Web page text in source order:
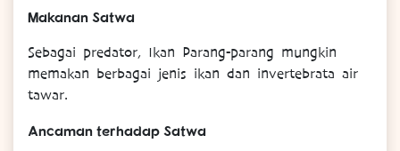
Makanan Satwa
Sebagai predator, Ikan Parang-parang mungkin
memakan berbagai jenis ikan dan invertebrata air
tawar.
Ancaman terhadap Satwa